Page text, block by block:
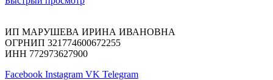
ИП МАРУШЕВА ИРИНА ИВАНОВНА
ОГРНИП 321774600672255
ИНН 772973627900
Facebook Instagram VK Telegram